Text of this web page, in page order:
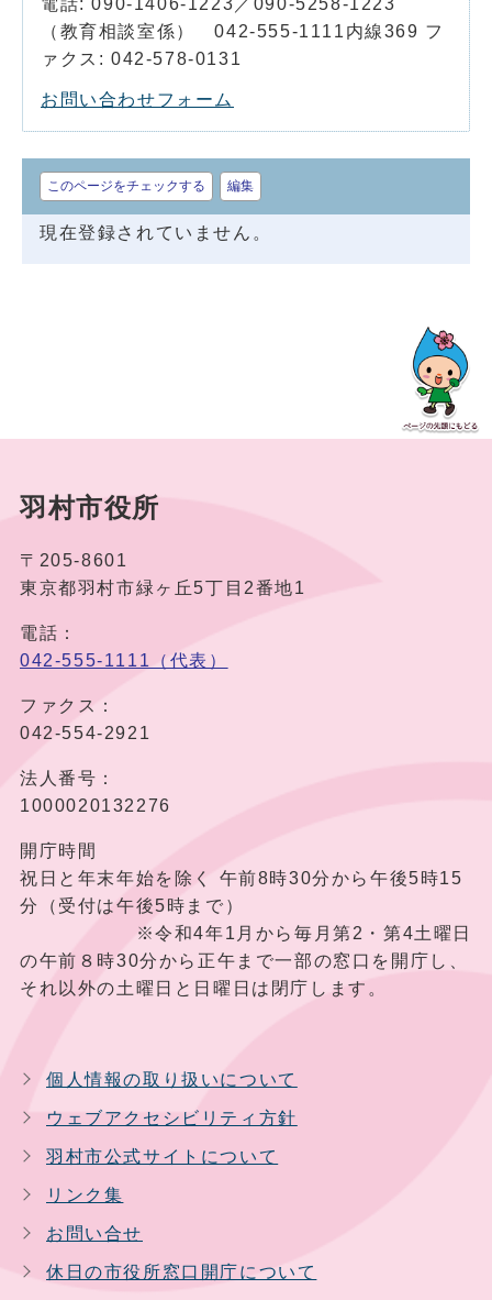
（教育相談室係） 042-555-1111内線369 フ
ァクス: 042-578-0131
お問い合わせフォーム
このページをチェックする 編集
現在登録されていません。
羽村市役所
〒205-8601
東京都羽村市緑ヶ丘5丁目2番地1
電話：
042-555-1111（代表）
ファクス：
042-554-2921
法人番号：
1000020132276
開庁時間
祝日と年末年始を除く 午前8時30分から午後5時15
分（受付は午後5時まで）
※令和4年1月から毎月第2・第4土曜日
の午前８時30分から正午まで一部の窓口を開庁し、
それ以外の土曜日と日曜日は閉庁します。
個人情報の取り扱いについて
ウェブアクセシビリティ方針
羽村市公式サイトについて
リンク集
お問い合せ
休日の市役所窓口開庁について